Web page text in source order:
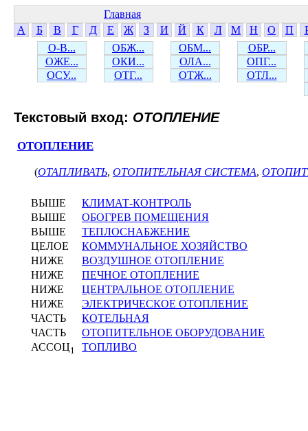
Главная
А
Б В Г Д Е Ж З И Й К Л М Н О П
О-В...
ОБЖ... ОБМ...
ОБР...
ОЖЕ...
ОКИ... ОЛА...
ОПГ...
ОСУ...
ОТГ... ОТЖ... ОТЛ...
Текстовый вход: ОТОПЛЕНИЕ
ОТОПЛЕНИЕ
(ОТАПЛИВАТЬ, ОТОПИТЕЛЬНАЯ СИСТЕМА,
ВЫШЕ
КЛИМАТ-КОНТРОЛЬ
ВЫШЕ
ОБОГРЕВ ПОМЕЩЕНИЯ
ВЫШЕ
ТЕПЛОСНАБЖЕНИЕ
ЦЕЛОЕ
КОММУНАЛЬНОЕ ХОЗЯЙСТВО
НИЖЕ
ВОЗДУШНОЕ ОТОПЛЕНИЕ
НИЖЕ
ПЕЧНОЕ ОТОПЛЕНИЕ
НИЖЕ
ЦЕНТРАЛЬНОЕ ОТОПЛЕНИЕ
НИЖЕ
ЭЛЕКТРИЧЕСКОЕ ОТОПЛЕНИЕ
ЧАСТЬ
КОТЕЛЬНАЯ
ЧАСТЬ
ОТОПИТЕЛЬНОЕ ОБОРУДОВАНИЕ
АССОЦ1 ТОПЛИВО